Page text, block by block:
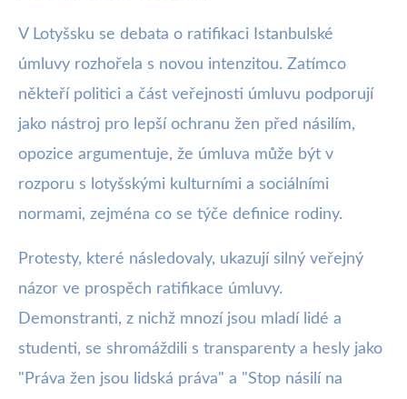
V Lotyšsku se debata o ratifikaci Istanbulské
úmluvy rozhořela s novou intenzitou. Zatímco
někteří politici a část veřejnosti úmluvu podporují
jako nástroj pro lepší ochranu žen před násilím,
opozice argumentuje, že úmluva může být v
rozporu s lotyšskými kulturními a sociálními
normami, zejména co se týče definice rodiny.
Protesty, které následovaly, ukazují silný veřejný
názor ve prospěch ratifikace úmluvy.
Demonstranti, z nichž mnozí jsou mladí lidé a
studenti, se shromáždili s transparenty a hesly jako
"Práva žen jsou lidská práva" a "Stop násilí na